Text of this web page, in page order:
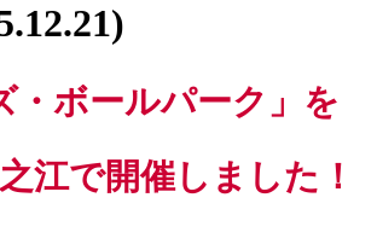
・ボールパーク」を
江で開催しました！